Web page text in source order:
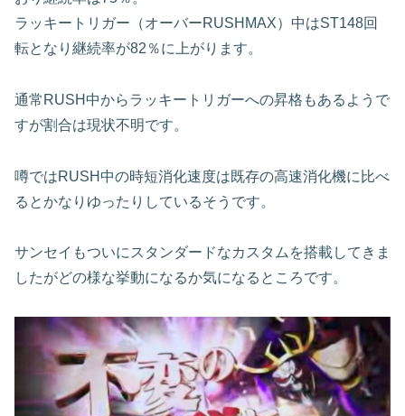
ラッキートリガー（オーバーRUSHMAX）中はST148回
転となり継続率が82％に上がります。
通常RUSH中からラッキートリガーへの昇格もあるようで
すが割合は現状不明です。
噂ではRUSH中の時短消化速度は既存の高速消化機に比べ
るとかなりゆったりしているそうです。
サンセイもついにスタンダードなカスタムを搭載してきま
したがどの様な挙動になるか気になるところです。